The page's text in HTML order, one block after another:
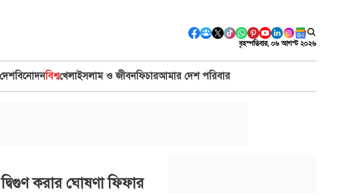
বৃহস্পতিবার, ০৬ আগস্ট ২০২৬
বিনোদনবিশ্বখেলাইসলাম ও জীবনফিচারআমার দেশ পরিবার
করার ঘোষণা ফিফার